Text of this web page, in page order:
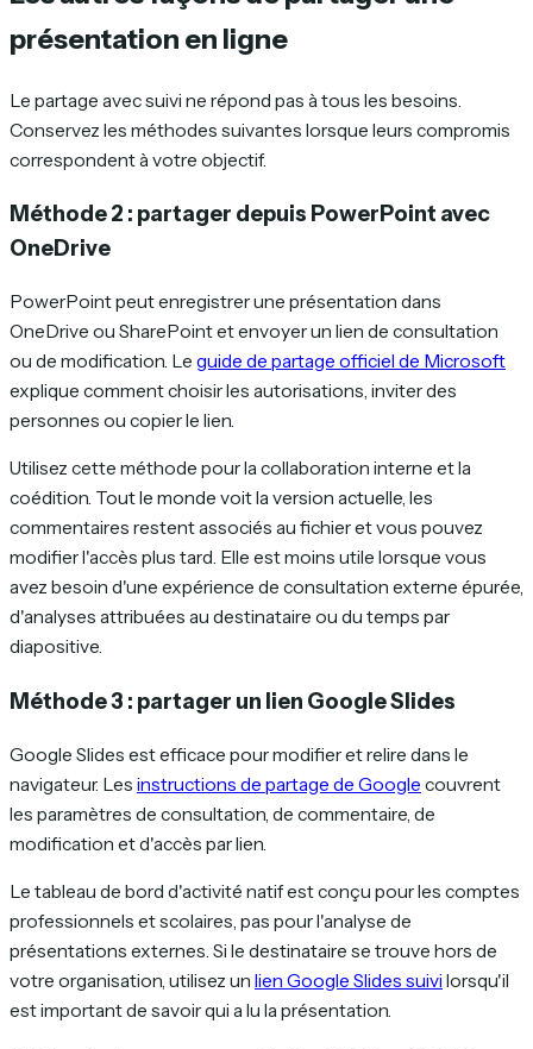
présentation en ligne
Le partage avec suivi ne répond pas à tous les besoins.
Conservez les méthodes suivantes lorsque leurs compromis
correspondent à votre objectif.
Méthode 2 : partager depuis PowerPoint avec
OneDrive
PowerPoint peut enregistrer une présentation dans
OneDrive ou SharePoint et envoyer un lien de consultation
ou de modification. Le guide de partage officiel de Microsoft
explique comment choisir les autorisations, inviter des
personnes ou copier le lien.
Utilisez cette méthode pour la collaboration interne et la
coédition. Tout le monde voit la version actuelle, les
commentaires restent associés au fichier et vous pouvez
modifier l'accès plus tard. Elle est moins utile lorsque vous
avez besoin d'une expérience de consultation externe épurée,
d'analyses attribuées au destinataire ou du temps par
diapositive.
Méthode 3 : partager un lien Google Slides
Google Slides est efficace pour modifier et relire dans le
navigateur. Les instructions de partage de Google couvrent
les paramètres de consultation, de commentaire, de
modification et d'accès par lien.
Le tableau de bord d'activité natif est conçu pour les comptes
professionnels et scolaires, pas pour l'analyse de
présentations externes. Si le destinataire se trouve hors de
votre organisation, utilisez un lien Google Slides suivi lorsqu'il
est important de savoir qui a lu la présentation.